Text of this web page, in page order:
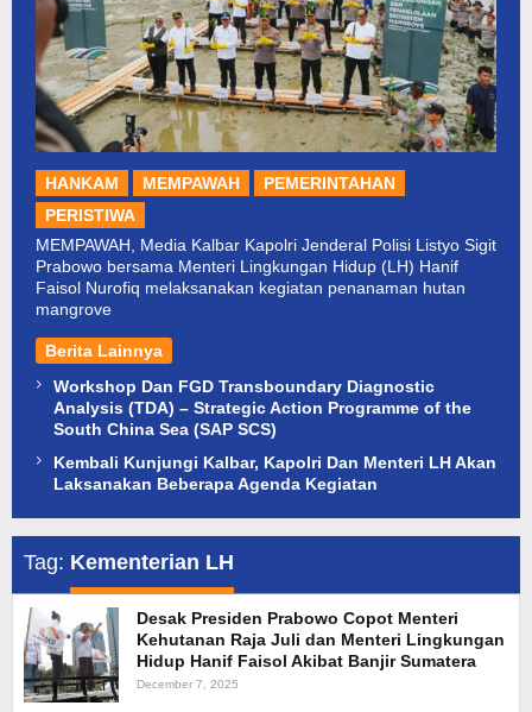
HANKAM MEMPAWAH
PEMERINTAHAN
PERISTIWA
MEMPAWAH, Media Kalbar Kapolri Jenderal Polisi Listyo Sigit
Prabowo bersama Menteri Lingkungan Hidup (LH) Hanif
Faisol Nurofiq melaksanakan kegiatan penanaman hutan
mangrove
Berita Lainnya
Workshop Dan FGD Transboundary Diagnostic
Analysis (TDA) – Strategic Action Programme of the
South China Sea (SAP SCS)
Kembali Kunjungi Kalbar, Kapolri Dan Menteri LH Akan
Laksanakan Beberapa Agenda Kegiatan
Tag: Kementerian LH
Desak Presiden Prabowo Copot Menteri
Kehutanan Raja Juli dan Menteri Lingkungan
Hidup Hanif Faisol Akibat Banjir Sumatera
December 7, 2025